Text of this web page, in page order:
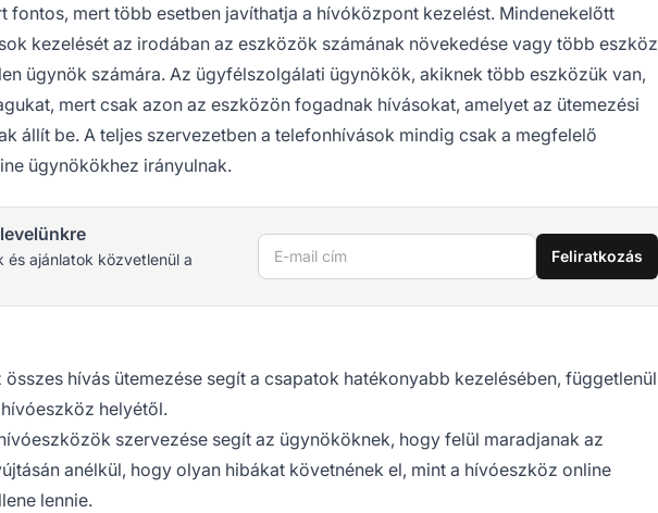
fontos, mert több esetben javíthatja a hívóközpont kezelést. Mindenekelőtt
kezelését az irodában az eszközök számának növekedése vagy több eszköz
ügynök számára. Az ügyfélszolgálati ügynökök, akiknek több eszközük van,
mert csak azon az eszközön fogadnak hívásokat, amelyet az ütemezési
állít be. A teljes szervezetben a telefonhívások mindig csak a megfelelő
ügynökökhez irányulnak.
és ajánlatok közvetlenül a
E-mail cím Feliratkozás
összes hívás ütemezése segít a csapatok hatékonyabb kezelésében, függetlenül
helyétől.
szervezése segít az ügynököknek, hogy felül maradjanak az
anélkül, hogy olyan hibákat követnének el, mint a hívóeszköz online
lennie.